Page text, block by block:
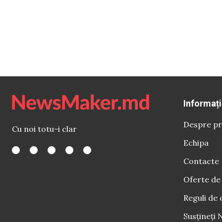
Cu noi totu-i clar
Despre
Echipa
Contacte
Oferte
Reguli de
Susțineți